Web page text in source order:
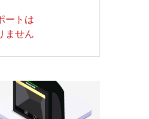
ートは
ません